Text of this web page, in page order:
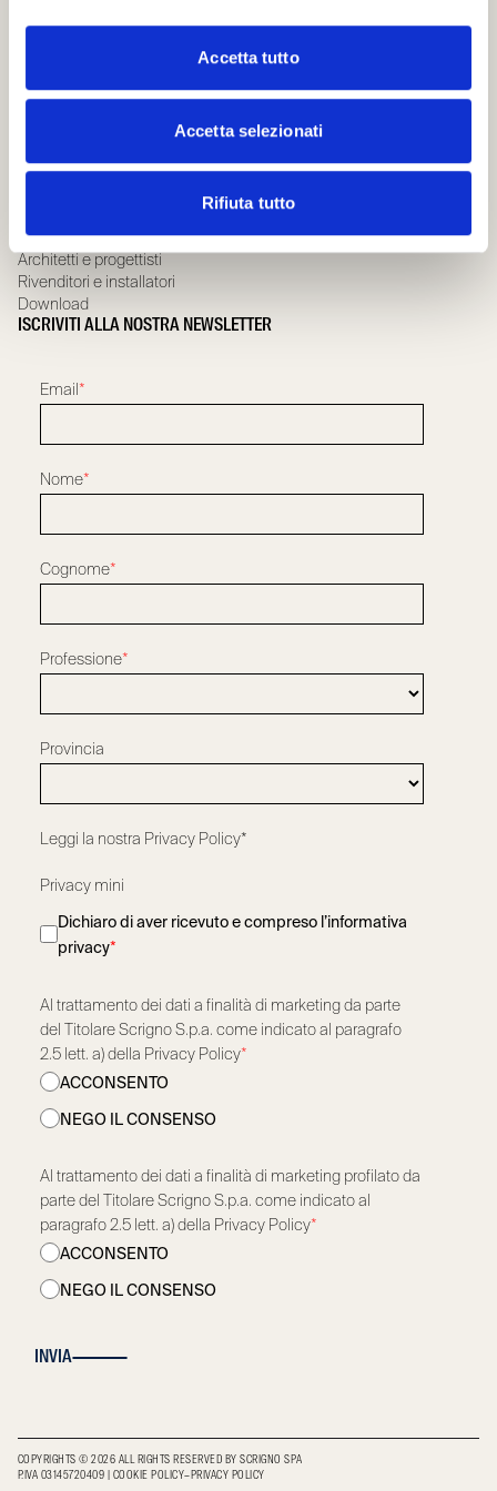
Accetta tutto
Accetta selezionati
Rifiuta tutto
Whistleblowing
News
Dove acquistare
Architetti e progettisti
Rivenditori e installatori
Download
ISCRIVITI ALLA NOSTRA NEWSLETTER
Email *
Nome*
Cognome*
Professione*
Provincia
Leggi la nostra Privacy Policy*
Privacy mini
Dichiaro di aver ricevuto e compreso l’informativa
privacy*
Al trattamento dei dati a finalità di marketing da parte
del Titolare Scrigno S.p.a. come indicato al paragrafo
2.5 lett. a) della Privacy Policy*
ACCONSENTO
NEGO IL CONSENSO
Al trattamento dei dati a finalità di marketing profilato da
parte del Titolare Scrigno S.p.a. come indicato al
paragrafo 2.5 lett. a) della Privacy Policy*
ACCONSENTO
NEGO IL CONSENSO
INVIA
COPYRIGHTS © 2026 ALL RIGHTS RESERVED BY SCRIGNO SPA
P.IVA 03145720409
COOKIE POLICY– PRIVACY POLICY